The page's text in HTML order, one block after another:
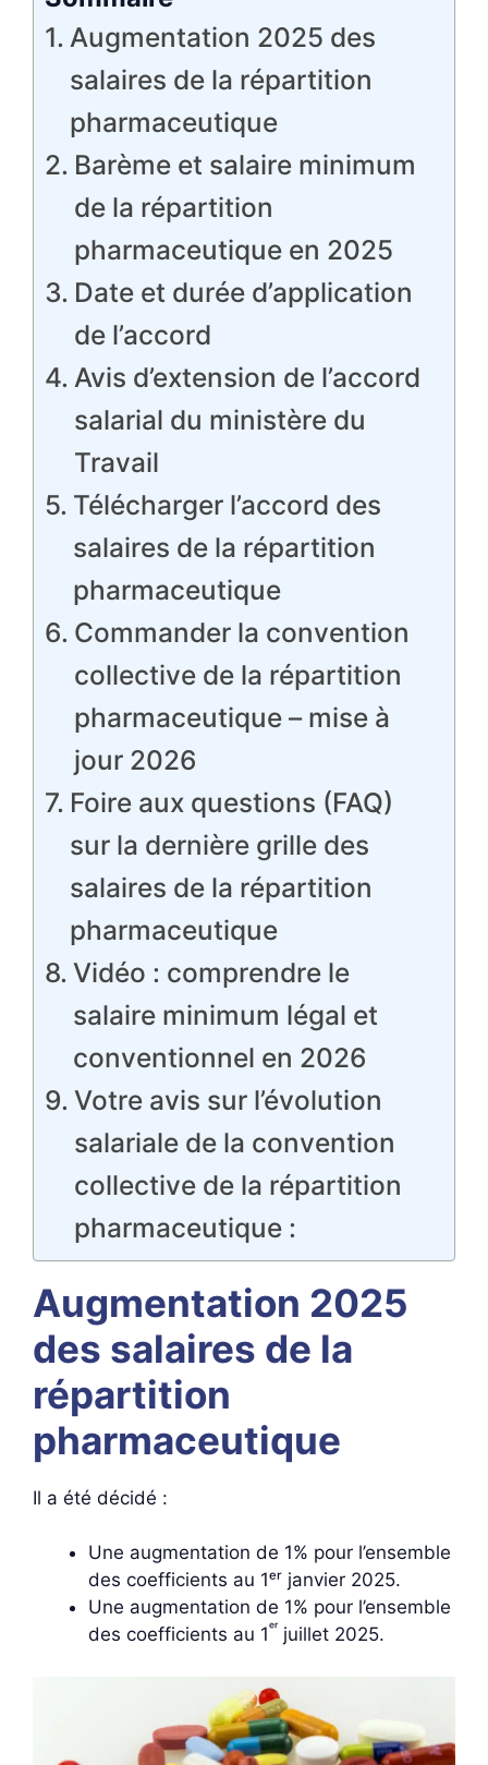
Augmentation 2025 des
salaires de la répartition
pharmaceutique
Barème et salaire minimum
de la répartition
pharmaceutique en 2025
Date et durée d’application
de l’accord
Avis d’extension de l’accord
salarial du ministère du
Travail
Télécharger l’accord des
salaires de la répartition
pharmaceutique
Commander la convention
collective de la répartition
pharmaceutique – mise à
jour 2026
Foire aux questions (FAQ)
sur la dernière grille des
salaires de la répartition
pharmaceutique
Vidéo : comprendre le
salaire minimum légal et
conventionnel en 2026
Votre avis sur l’évolution
salariale de la convention
collective de la répartition
pharmaceutique :
Augmentation 2025
des salaires de la
répartition
pharmaceutique
Il a été décidé :
Une augmentation de 1% pour l’ensemble
des coefficients au 1ᵉʳ janvier 2025.
Une augmentation de 1% pour l’ensemble
des coefficients au 1ᵉʳ juillet 2025.